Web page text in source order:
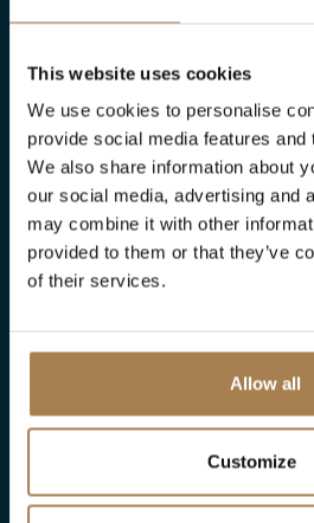
This website uses cookies
We use cookies to personalise
provide social media features and
We also share information about
our social media, advertising and
may combine it with other
provided to them or that they’ve
of their services.
Allow all
Customize